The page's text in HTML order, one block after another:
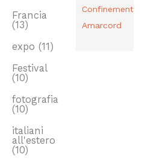
Confinement
Amarcord
Francia
(13)
expo(11)
Festival
(10)
fotografia
(10)
italiani
all'estero
(10)